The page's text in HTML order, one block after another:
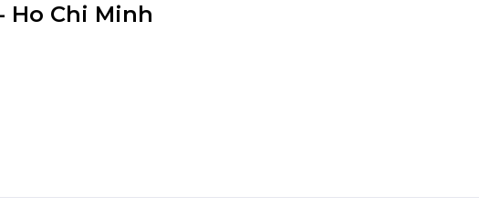
Ho Chi Minh